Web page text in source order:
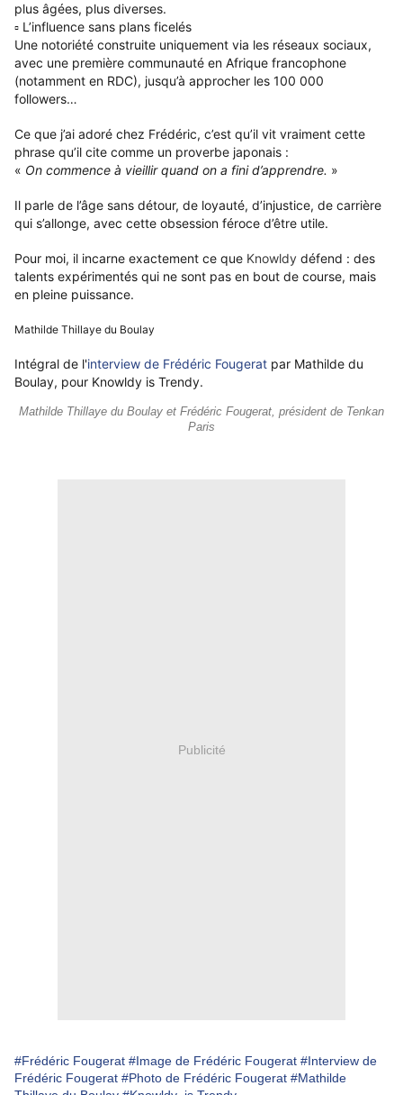
plus âgées, plus diverses.
▫️ L’influence sans plans ficelés
Une notoriété construite uniquement via les réseaux sociaux,
avec une première communauté en Afrique francophone
(notamment en RDC), jusqu’à approcher les 100 000
followers…
Ce que j’ai adoré chez Frédéric, c’est qu’il vit vraiment cette
phrase qu’il cite comme un proverbe japonais :
« On commence à vieillir quand on a fini d’apprendre. »
Il parle de l’âge sans détour, de loyauté, d’injustice, de carrière
qui s’allonge, avec cette obsession féroce d’être utile.
Pour moi, il incarne exactement ce que Knowldy défend : des
talents expérimentés qui ne sont pas en bout de course, mais
en pleine puissance.
Mathilde Thillaye du Boulay
Intégral de l'interview de Frédéric Fougerat par Mathilde du
Boulay, pour Knowldy is Trendy.
Mathilde Thillaye du Boulay et Frédéric Fougerat, président de Tenkan
Paris
Publicité
#Frédéric Fougerat #Image de Frédéric Fougerat #Interview de
Frédéric Fougerat #Photo de Frédéric Fougerat #Mathilde